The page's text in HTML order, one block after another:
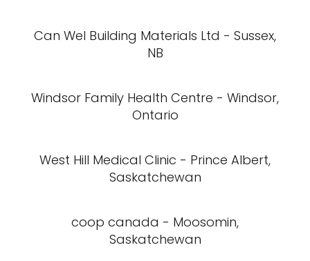
Can Wel Building Materials Ltd - Sussex,
NB
Windsor Family Health Centre - Windsor,
Ontario
West Hill Medical Clinic - Prince Albert,
Saskatchewan
coop canada - Moosomin,
Saskatchewan